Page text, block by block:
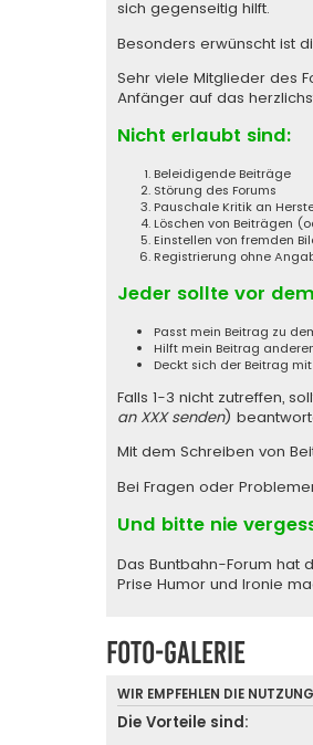
sich gegenseitig hilft.
Besonders erwünscht ist
Sehr viele Mitglieder des
Anfänger auf das
Nicht erlaubt sind:
Beleidigende Beiträge
Störung des Forums
Pauschale Kritik an
Löschen von Beiträgen
Einstellen von fremden
Registrierung ohne
Jeder sollte vor
Passt mein Beitrag zu
Hilft mein Beitrag
Deckt sich der Beitrag
Falls 1-3 nicht zutreffen,
an XXX senden)
Mit dem Schreiben von
Bei Fragen oder
Und bitte nie
Das Buntbahn-Forum hat
Prise Humor und Ironie
Foto-Galerie
WIR EMPFEHLEN DIE
Die Vorteile sind: